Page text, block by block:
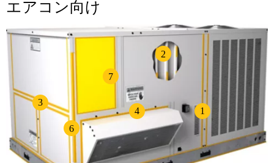
エアコン向け
1
2
3
4
6
7